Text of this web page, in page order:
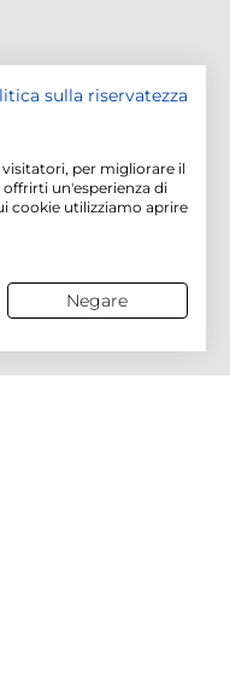
sulla riservatezza
per migliorare il
un'esperienza di
cookie utilizziamo aprire
Negare